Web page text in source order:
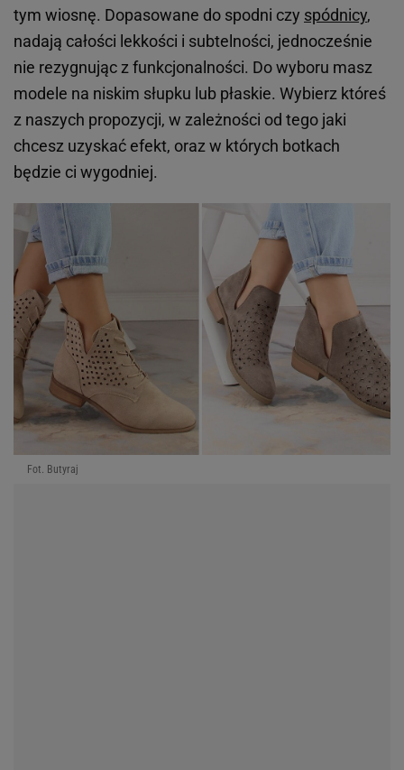
tym wiosnę. Dopasowane do spodni czy spódnicy,
nadają całości lekkości i subtelności, jednocześnie
nie rezygnując z funkcjonalności. Do wyboru masz
modele na niskim słupku lub płaskie. Wybierz któreś
z naszych propozycji, w zależności od tego jaki
chcesz uzyskać efekt, oraz w których botkach
będzie ci wygodniej.
Fot. Butyraj